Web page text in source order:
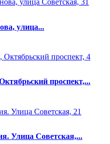
улица...
проспект,...
Улица Советская,...